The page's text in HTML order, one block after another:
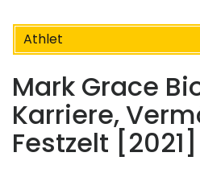
Athlet
Mark Grace
Karriere,
Festzelt [2021]